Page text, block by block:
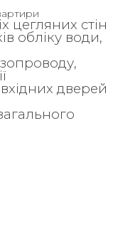
цегляних стін
обліку води,
дверей